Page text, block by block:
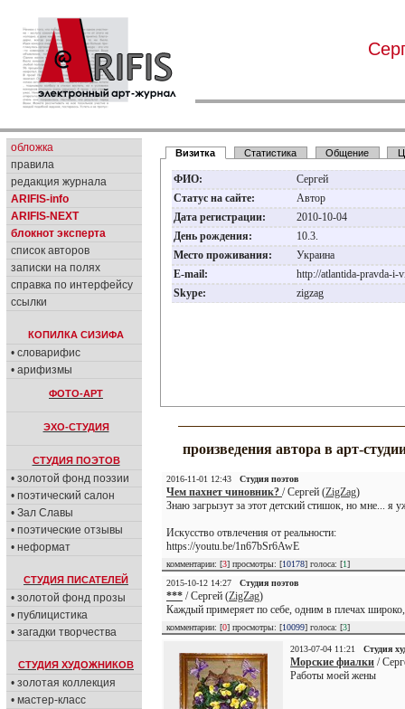
обложка
правила
редакция журнала
ARIFIS-info
ARIFIS-NEXT
блокнот эксперта
список авторов
записки на полях
справка по интерфейсу
ссылки
КОПИЛКА СИЗИФА
• словарифис
• арифизмы
ФОТО-АРТ
ЭХО-СТУДИЯ
СТУДИЯ ПОЭТОВ
• золотой фонд поэзии
• поэтический салон
• Зал Славы
• поэтические отзывы
• неформат
СТУДИЯ ПИСАТЕЛЕЙ
• золотой фонд прозы
• публицистика
• загадки творчества
СТУДИЯ ХУДОЖНИКОВ
• золотая коллекция
• мастер-класс
Визитка Статистика Общение
ФИО:
Сергей
Статус на сайте:
Автор
Дата регистрации:
2010-10-04
День рождения:
10.3.
Место проживания:
Украина
E-mail:
http://atlantida-pravda-i-
Skype:
zigzag
произведения автора в арт-
2016-11-01 12:43 Студия поэтов
Чем пахнет чиновник? / Сергей (ZigZag)
Знаю загрызут за этот детский стишок, но мне... я
Искусство отвлечения от реальности:
https://youtu.be/1n67bSr6AwE
комментарии: [3] просмотры: [10178] голоса: [1]
2015-10-12 14:27
Студия поэтов
*** / Сергей (ZigZag)
Каждый примеряет по себе, одним в плечах
комментарии: [0] просмотры: [10099] голоса: [3]
2013-07-04 11:21 Студия
Морские фиалки /
Работы моей жены